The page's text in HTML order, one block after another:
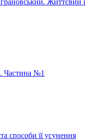
Частина №1
способи її усунення